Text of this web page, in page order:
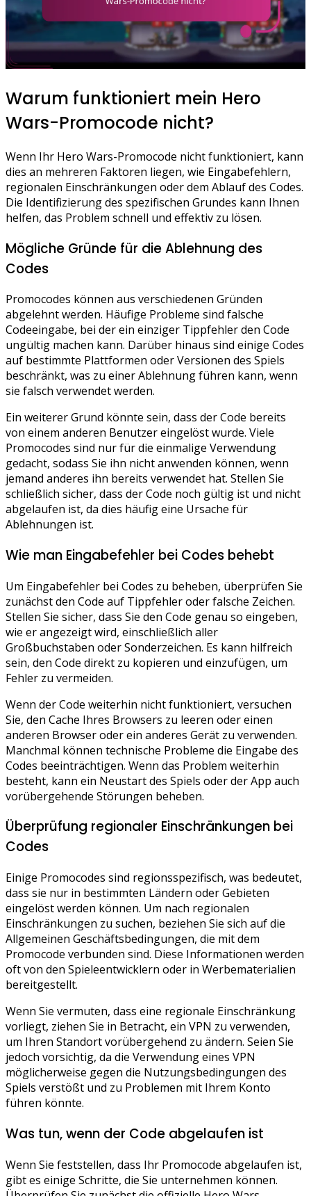
Warum funktioniert mein Hero
Wars-Promocode nicht?
Wenn Ihr Hero Wars-Promocode nicht funktioniert, kann
dies an mehreren Faktoren liegen, wie Eingabefehlern,
regionalen Einschränkungen oder dem Ablauf des Codes.
Die Identifizierung des spezifischen Grundes kann Ihnen
helfen, das Problem schnell und effektiv zu lösen.
Mögliche Gründe für die Ablehnung des
Codes
Promocodes können aus verschiedenen Gründen
abgelehnt werden. Häufige Probleme sind falsche
Codeeingabe, bei der ein einziger Tippfehler den Code
ungültig machen kann. Darüber hinaus sind einige Codes
auf bestimmte Plattformen oder Versionen des Spiels
beschränkt, was zu einer Ablehnung führen kann, wenn
sie falsch verwendet werden.
Ein weiterer Grund könnte sein, dass der Code bereits
von einem anderen Benutzer eingelöst wurde. Viele
Promocodes sind nur für die einmalige Verwendung
gedacht, sodass Sie ihn nicht anwenden können, wenn
jemand anderes ihn bereits verwendet hat. Stellen Sie
schließlich sicher, dass der Code noch gültig ist und nicht
abgelaufen ist, da dies häufig eine Ursache für
Ablehnungen ist.
Wie man Eingabefehler bei Codes behebt
Um Eingabefehler bei Codes zu beheben, überprüfen Sie
zunächst den Code auf Tippfehler oder falsche Zeichen.
Stellen Sie sicher, dass Sie den Code genau so eingeben,
wie er angezeigt wird, einschließlich aller
Großbuchstaben oder Sonderzeichen. Es kann hilfreich
sein, den Code direkt zu kopieren und einzufügen, um
Fehler zu vermeiden.
Wenn der Code weiterhin nicht funktioniert, versuchen
Sie, den Cache Ihres Browsers zu leeren oder einen
anderen Browser oder ein anderes Gerät zu verwenden.
Manchmal können technische Probleme die Eingabe des
Codes beeinträchtigen. Wenn das Problem weiterhin
besteht, kann ein Neustart des Spiels oder der App auch
vorübergehende Störungen beheben.
Überprüfung regionaler Einschränkungen bei
Codes
Einige Promocodes sind regionsspezifisch, was bedeutet,
dass sie nur in bestimmten Ländern oder Gebieten
eingelöst werden können. Um nach regionalen
Einschränkungen zu suchen, beziehen Sie sich auf die
Allgemeinen Geschäftsbedingungen, die mit dem
Promocode verbunden sind. Diese Informationen werden
oft von den Spieleentwicklern oder in Werbematerialien
bereitgestellt.
Wenn Sie vermuten, dass eine regionale Einschränkung
vorliegt, ziehen Sie in Betracht, ein VPN zu verwenden,
um Ihren Standort vorübergehend zu ändern. Seien Sie
jedoch vorsichtig, da die Verwendung eines VPN
möglicherweise gegen die Nutzungsbedingungen des
Spiels verstößt und zu Problemen mit Ihrem Konto
führen könnte.
Was tun, wenn der Code abgelaufen ist
Wenn Sie feststellen, dass Ihr Promocode abgelaufen ist,
gibt es einige Schritte, die Sie unternehmen können.